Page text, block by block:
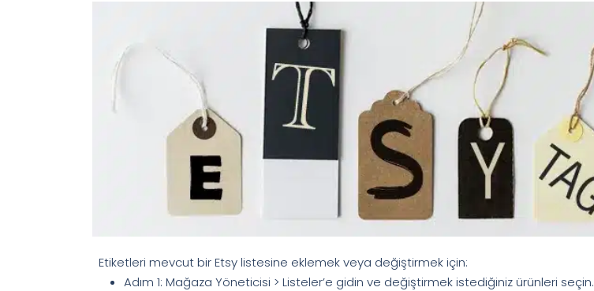
Etiketleri mevcut bir Etsy listesine eklemek veya değiştirmek için:
Adım 1: Mağaza Yöneticisi > Listeler’e gidin ve değiştirmek istediğiniz ürünleri seçin.